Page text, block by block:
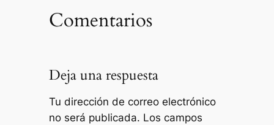
Comentarios
Deja una respuesta
Tu dirección de correo electrónico
no será publicada. Los campos